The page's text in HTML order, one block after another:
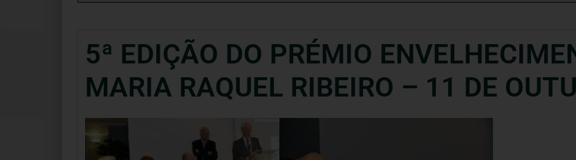
5ª EDIÇÃO DO PRÉMIO
MARIA RAQUEL RIBEIRO – 11 DE